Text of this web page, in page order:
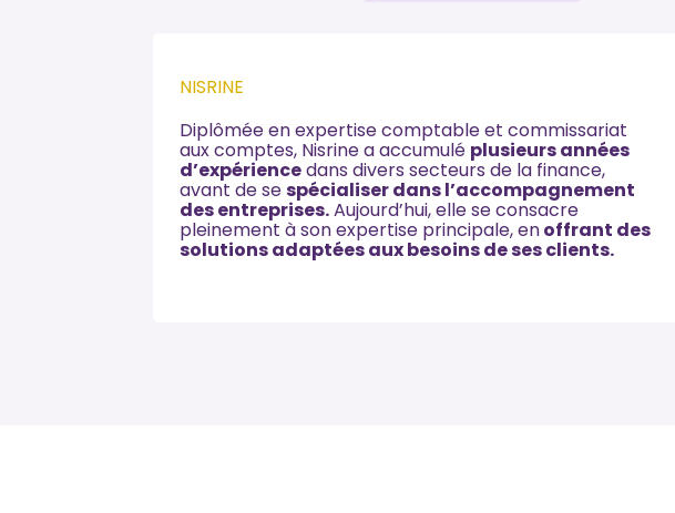
NISRINE
Diplômée en expertise comptable et commissariat
aux comptes, Nisrine a accumulé plusieurs années
d’expériencedans divers secteurs de la finance,
avant de sespécialiser dans l’accompagnement
des entreprises.Aujourd’hui, elle se consacre
pleinement à son expertise principale, enoffrant des
solutions adaptées aux besoins de ses clients.